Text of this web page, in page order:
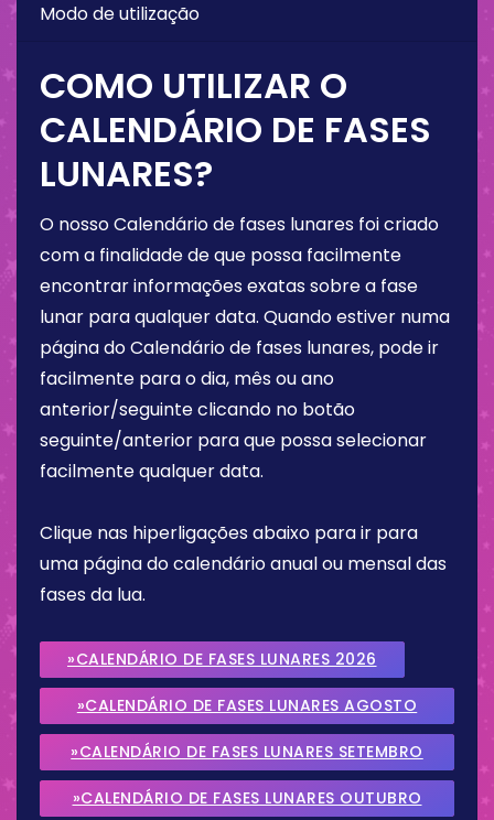
Modo de utilização
COMO UTILIZAR O
CALENDÁRIO DE FASES
LUNARES?
O nosso Calendário de fases lunares foi criado
com a finalidade de que possa facilmente
encontrar informações exatas sobre a fase
lunar para qualquer data. Quando estiver numa
página do Calendário de fases lunares, pode ir
facilmente para o dia, mês ou ano
anterior/seguinte clicando no botão
seguinte/anterior para que possa selecionar
facilmente qualquer data.
Clique nas hiperligações abaixo para ir para
uma página do calendário anual ou mensal das
fases da lua.
»CALENDÁRIO DE FASES LUNARES 2026
»CALENDÁRIO DE FASES LUNARES AGOSTO
2026
»CALENDÁRIO DE FASES LUNARES SETEMBRO
2026
»CALENDÁRIO DE FASES LUNARES OUTUBRO